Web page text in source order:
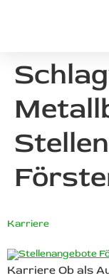
Karriere
Karriere Ob als